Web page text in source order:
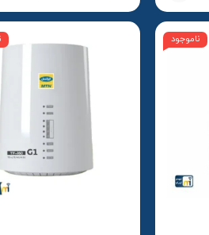
ناموجود